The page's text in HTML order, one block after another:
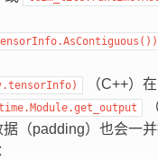
（C++）
（padding）也会一并